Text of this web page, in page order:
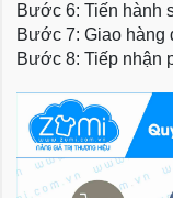
Bước 6: Tiến hành
Bước 7: Giao hàng
Bước 8: Tiếp nhận